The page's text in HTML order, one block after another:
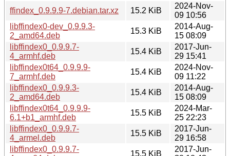
ffindex_0.9.9.9-7.debian.tar.xz
15.2 KiB
2024-Nov-
09 10:56
libffindex0-dev_0.9.9.3-
2_amd64.deb
15.3 KiB
2014-Aug-
15 08:09
libffindex0_0.9.9.7-
4_armhf.deb
15.4 KiB
2017-Jun-
29 15:41
libffindex0t64_0.9.9.9-
7_armhf.deb
15.4 KiB
2024-Nov-
09 11:22
libffindex0_0.9.9.3-
2_amd64.deb
15.4 KiB
2014-Aug-
15 08:09
libffindex0t64_0.9.9.9-
6.1+b1_armhf.deb
15.5 KiB
2024-Mar-
25 22:23
libffindex0_0.9.9.7-
4_armel.deb
15.5 KiB
2017-Jun-
29 16:58
libffindex0_0.9.9.7-
15.5 KiB
2017-Jun-